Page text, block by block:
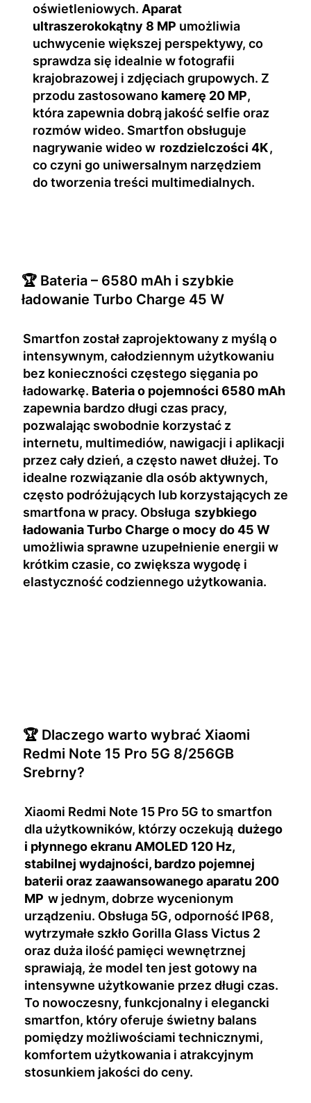
oświetleniowych. Aparat
ultraszerokokątny 8 MP umożliwia
uchwycenie większej perspektywy, co
sprawdza się idealnie w fotografii
krajobrazowej i zdjęciach grupowych. Z
przodu zastosowano kamerę 20 MP,
która zapewnia dobrą jakość selfie oraz
rozmów wideo. Smartfon obsługuje
nagrywanie wideo w rozdzielczości 4K,
co czyni go uniwersalnym narzędziem
do tworzenia treści multimedialnych.
🏆 Bateria – 6580 mAh i szybkie
ładowanie Turbo Charge 45 W
Smartfon został zaprojektowany z myślą o
intensywnym, całodziennym użytkowaniu
bez konieczności częstego sięgania po
ładowarkę. Bateria o pojemności 6580 mAh
zapewnia bardzo długi czas pracy,
pozwalając swobodnie korzystać z
internetu, multimediów, nawigacji i aplikacji
przez cały dzień, a często nawet dłużej. To
idealne rozwiązanie dla osób aktywnych,
często podróżujących lub korzystających ze
smartfona w pracy. Obsługa szybkiego
ładowania Turbo Charge o mocy do 45 W
umożliwia sprawne uzupełnienie energii w
krótkim czasie, co zwiększa wygodę i
elastyczność codziennego użytkowania.
🏆 Dlaczego warto wybrać Xiaomi
Redmi Note 15 Pro 5G 8/256GB
Srebrny?
Xiaomi Redmi Note 15 Pro 5G to smartfon
dla użytkowników, którzy oczekują dużego
i płynnego ekranu AMOLED 120 Hz,
stabilnej wydajności, bardzo pojemnej
baterii oraz zaawansowanego aparatu 200
MP w jednym, dobrze wycenionym
urządzeniu. Obsługa 5G, odporność IP68,
wytrzymałe szkło Gorilla Glass Victus 2
oraz duża ilość pamięci wewnętrznej
sprawiają, że model ten jest gotowy na
intensywne użytkowanie przez długi czas.
To nowoczesny, funkcjonalny i elegancki
smartfon, który oferuje świetny balans
pomiędzy możliwościami technicznymi,
komfortem użytkowania i atrakcyjnym
stosunkiem jakości do ceny.